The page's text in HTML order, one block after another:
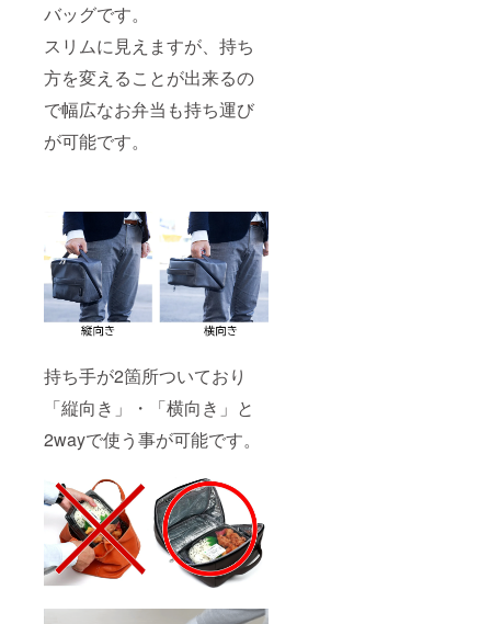
バッグです。
スリムに見えますが、持ち
方を変えることが出来るの
で幅広なお弁当も持ち運び
が可能です。
持ち手が2箇所ついており
「縦向き」・「横向き」と
2wayで使う事が可能です。